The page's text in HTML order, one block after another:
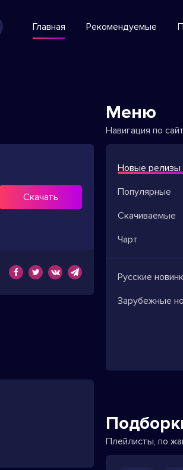
Главная Рекомендуемые
Скачать
Меню
Навигация по
Новые релизы
Популярные
Скачиваемые
Чарт
Русские
Зарубежные
Плейлисты, по